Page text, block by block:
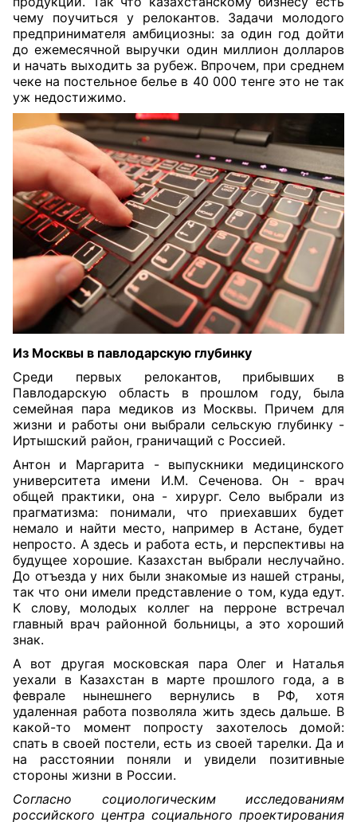
чему поучиться у релокантов. Задачи молодого
предпринимателя амбициозны: за один год дойти
до ежемесячной выручки один миллион долларов
и начать выходить за рубеж. Впрочем, при среднем
чеке на постельное белье в 40 000 тенге это не так
уж недостижимо.
Из Москвы в павлодарскую глубинку
Среди первых релокантов, прибывших в
Павлодарскую область в прошлом году, была
семейная пара медиков из Москвы. Причем для
жизни и работы они выбрали сельскую глубинку -
Иртышский район, граничащий с Россией.
Антон и Маргарита - выпускники медицинского
университета имени И.М. Сеченова. Он - врач
общей практики, она - хирург. Село выбрали из
прагматизма: понимали, что приехавших будет
немало и найти место, например в Астане, будет
непросто. А здесь и работа есть, и перспективы на
будущее хорошие. Казахстан выбрали неслучайно.
До отъезда у них были знакомые из нашей страны,
так что они имели представление о том, куда едут.
К слову, молодых коллег на перроне встречал
главный врач районной больницы, а это хороший
знак.
А вот другая московская пара Олег и Наталья
уехали в Казахстан в марте прошлого года, а в
феврале нынешнего вернулись в РФ, хотя
удаленная работа позволяла жить здесь дальше. В
какой-то момент попросту захотелось домой:
спать в своей постели, есть из своей тарелки. Да и
на расстоянии поняли и увидели позитивные
стороны жизни в России.
Согласно социологическим исследованиям
российского центра социального проектирования